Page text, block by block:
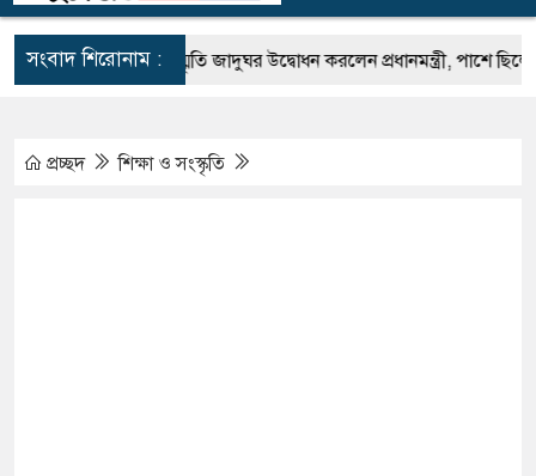
সংবাদ শিরোনাম :
জুলাই স্মৃতি জাদুঘর উদ্বোধন করলেন প্রধানমন্ত্রী, পাশে ছিলেন ড. ইউনূস
প্রচ্ছদ শিক্ষা ও সংস্কৃতি